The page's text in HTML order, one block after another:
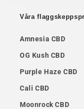
Våra
Amnesia CBD
OG Kush CBD
Purple Haze CBD
Cali CBD
Moonrock CBD